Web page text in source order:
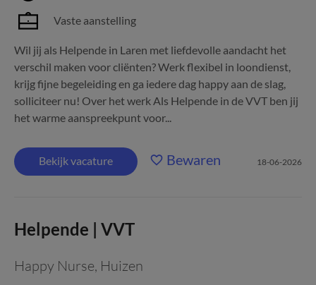
Vaste aanstelling
Wil jij als Helpende in Laren met liefdevolle aandacht het
verschil maken voor cliënten? Werk flexibel in loondienst,
krijg fijne begeleiding en ga iedere dag happy aan de slag,
solliciteer nu! Over het werk Als Helpende in de VVT ben jij
het warme aanspreekpunt voor...
Bekijk vacature Bewaren 18-06-2026
Helpende | VVT
Happy Nurse, Huizen